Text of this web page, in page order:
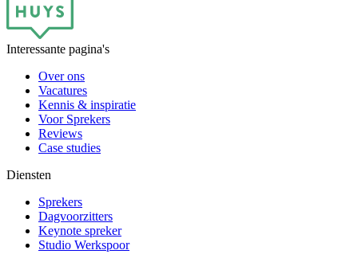
Interessante pagina's
Over ons
Vacatures
Kennis & inspiratie
Voor Sprekers
Reviews
Case studies
Diensten
Sprekers
Dagvoorzitters
Keynote spreker
Studio Werkspoor